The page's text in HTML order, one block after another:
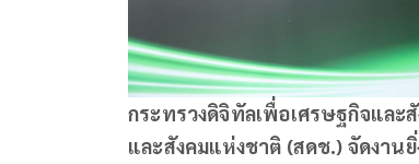
กระทรวงดิจิทัลเพื่อเศรษฐกิจและ
และสังคมแห่งชาติ (สดช.) จัดงาน